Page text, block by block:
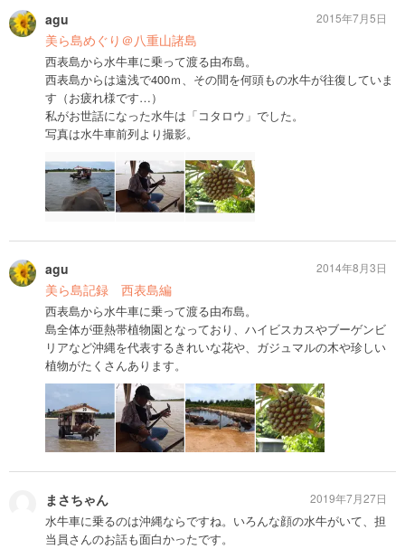
agu
美ら島めぐり＠八重山諸島
西表島から水牛車に乗って渡る由布島。
西表島からは遠浅で400ｍ、その間を何頭もの水牛が往復していま
す（お疲れ様です…）
私がお世話になった水牛は「コタロウ」でした。
写真は水牛車前列より撮影。
2015年7月5日
agu
美ら島記録 西表島編
西表島から水牛車に乗って渡る由布島。
島全体が亜熱帯植物園となっており、ハイビスカスやブーゲンビ
リアなど沖縄を代表するきれいな花や、ガジュマルの木や珍しい
植物がたくさんあります。
2014年8月3日
まさちゃん
水牛車に乗るのは沖縄ならですね。いろんな顔の水牛がいて、担
当員さんのお話も面白かったです。
2019年7月27日